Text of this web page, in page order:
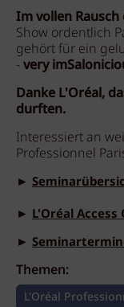
Im vollen
Show ordentlich
gehört für ein
-very
Danke L'Oréal,
durften.
Interessiert an
Professionnel
►
► L'Oréal
►
Themen:
L'Oréal